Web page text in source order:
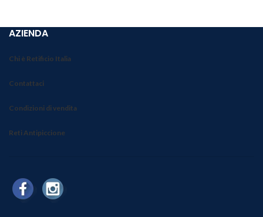
AZIENDA
Chi è Retificio Italia
Contattaci
Condizioni di vendita
Reti Antipiccione